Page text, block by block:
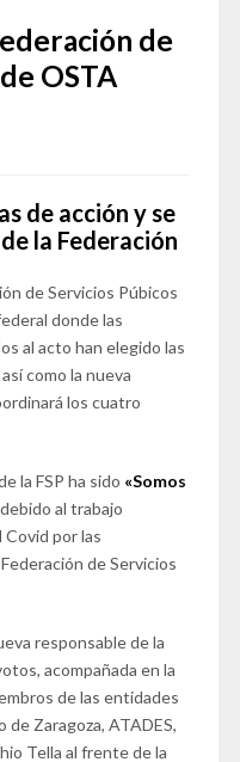
de
OSTA
de acción y se
la Federación
de Servicios Púbicos
donde las
al acto han elegido las
como la nueva
los cuatro
la FSP ha sido «Somos
debido al trabajo
Covid por las
de Servicios
responsable de la
acompañada en la
de las entidades
Zaragoza, ATADES,
Tella al frente de la